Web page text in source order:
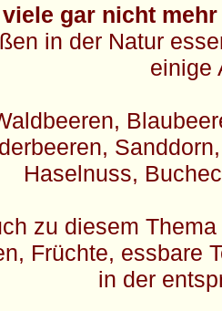
gar nicht
in der Natur
einige
Haselnuss,
zu diesem
Früchte, essbare
in der